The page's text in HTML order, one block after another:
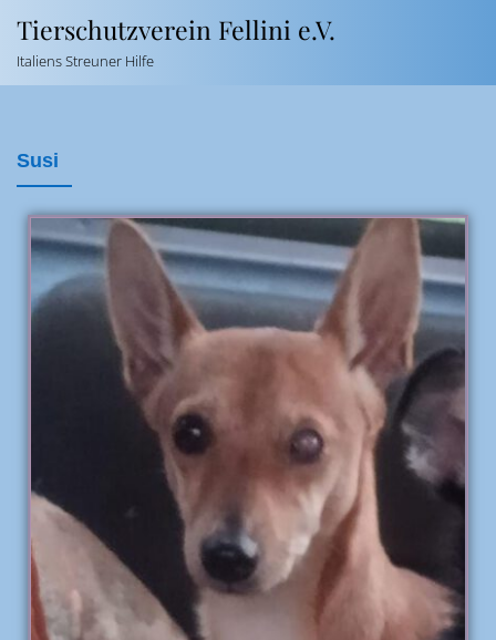
Tierschutzverein Fellini e.V.
Italiens Streuner Hilfe
Susi